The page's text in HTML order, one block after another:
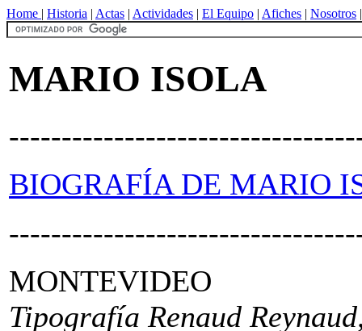
Home | Historia | Actas | Actividades | El Equipo | Afiches | Nosotros
MARIO ISOLA
BIOGRAFÍA DE MARIO
MONTEVIDEO
Tipografía Renaud